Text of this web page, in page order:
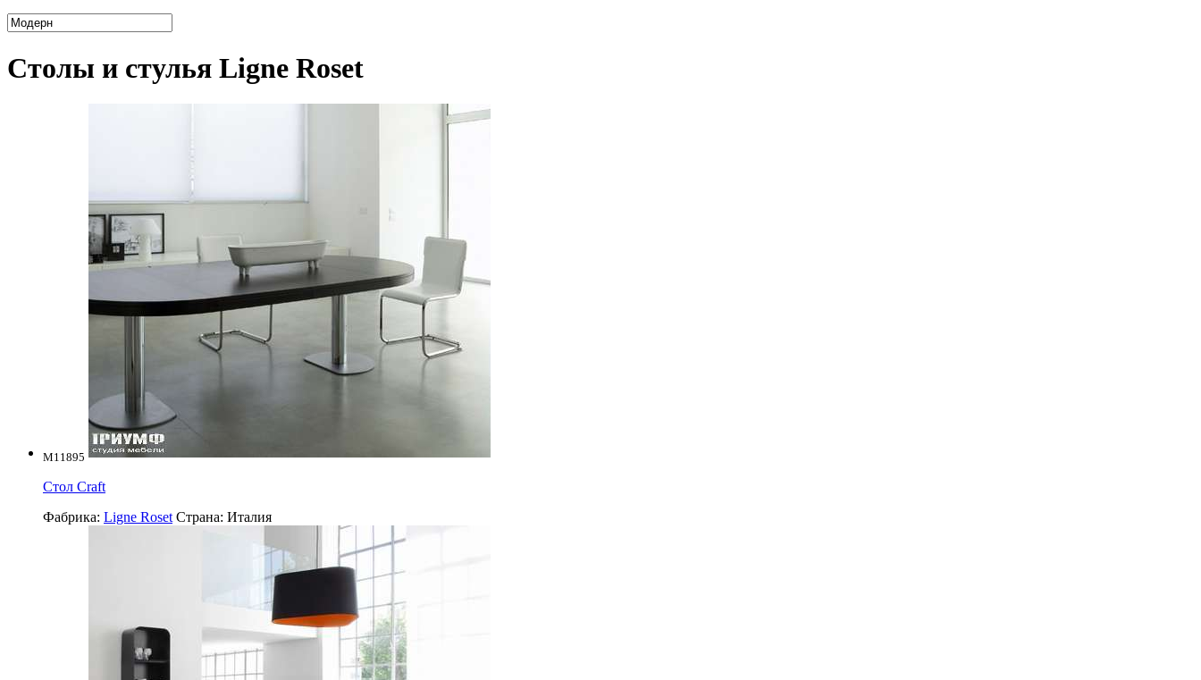
Столы и стулья Ligne Roset
M11895
Стол Craft
Фабрика: Ligne Roset Страна: Италия